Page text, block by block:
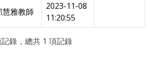
慧雅教師
2023-11-08
11:20:55
錄，總共 1 項記錄